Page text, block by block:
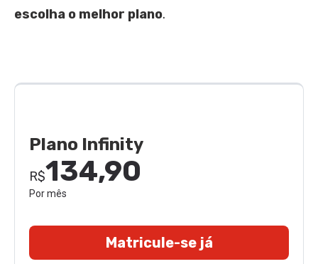
escolha o melhor plano.
Plano Infinity
R$134,90
Por mês
Matricule-se já